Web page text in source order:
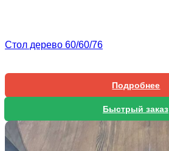
Стол дерево 60/60/76
Подробнее
Быстрый заказ